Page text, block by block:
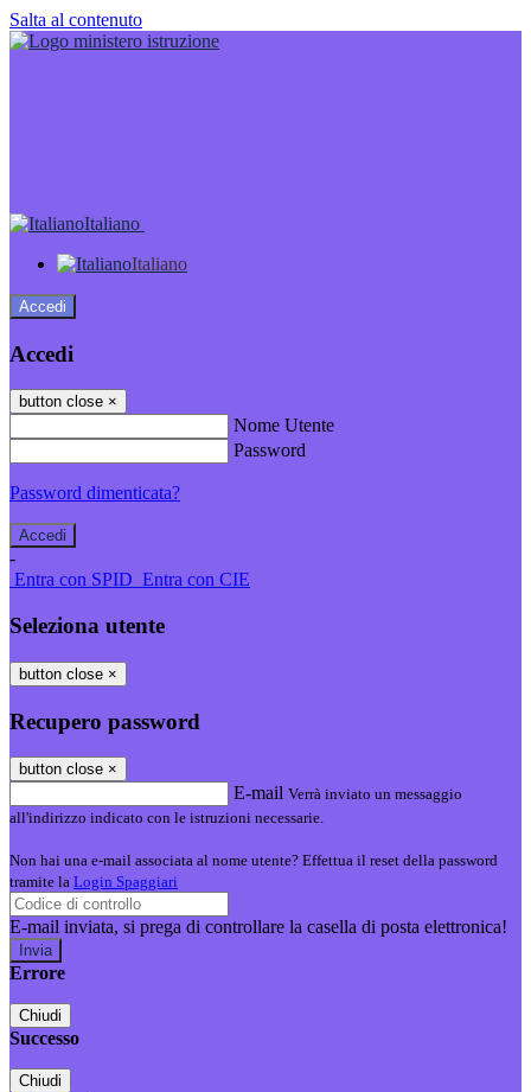
Salta al contenuto
Italiano
Italiano
Accedi
Accedi
button close ×
Nome Utente
Password
Password dimenticata?
-
Entra con SPID Entra con CIE
Seleziona utente
button close ×
Recupero password
button close ×
E-mail Verrà inviato un messaggio
all'indirizzo indicato con le istruzioni necessarie.
Non hai una e-mail associata al nome utente? Effettua il reset della password
tramite la Login Spaggiari
E-mail inviata, si prega di controllare la casella di posta elettronica!
Errore
Chiudi
Successo
Chiudi